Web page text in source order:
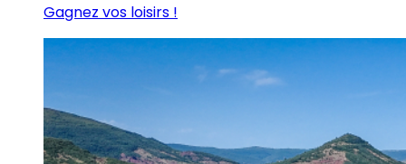
Gagnez vos loisirs !